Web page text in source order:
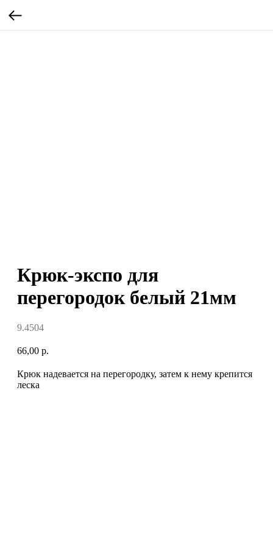
Крюк-экспо для
перегородок белый 21мм
9.4504
66,00 р.
Крюк надевается на перегородку, затем к нему крепится
леска